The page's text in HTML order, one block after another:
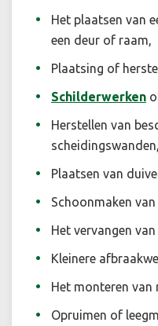
Het plaatsen van
een deur of raam,
Plaatsing of
Schilderwerken
Herstellen van
scheidingswanden,
Plaatsen van
Schoonmaken
Het vervangen
Kleinere
Het monteren van
Opruimen of